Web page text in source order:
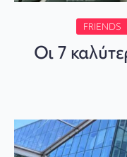
FRIENDS
Οι 7